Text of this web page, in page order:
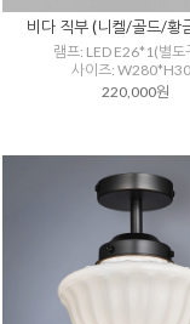
비다 직부 (니켈/골드/황
램프: LED E26*1(별도
사이즈:
220,000원